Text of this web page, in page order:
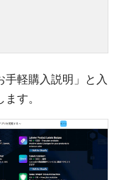
手軽購入説明」と入
す。